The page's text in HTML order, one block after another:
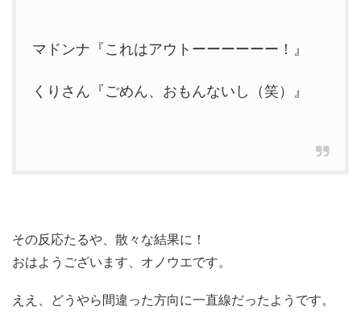
マドンナ『これはアウトーーーーーー！』
くりさん『ごめん、おもんないし（笑）』
その反応たるや、散々な結果に！
おはようございます、オノウエです。
ええ、どうやら間違った方向に一直線だったようです。